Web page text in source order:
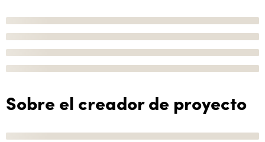
Sobre el creador de proyecto